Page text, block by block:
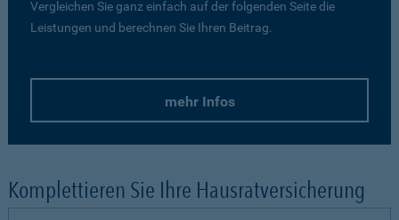
Vergleichen Sie ganz einfach auf der folgenden Seite die
Leistungen und berechnen Sie Ihren Beitrag.
mehr Infos
Komplettieren Sie Ihre Hausratversicherung